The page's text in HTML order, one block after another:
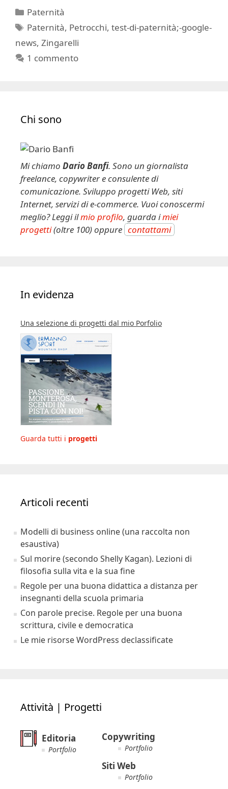
Categorie
Paternità
Tag
Paternità, Petrocchi,test-di-paternità;-google-
news, Zingarelli
1 commento
Chi sono
Mi chiamo Dario Banfi. Sono un giornalista
freelance, copywriter e consulente di
comunicazione. Sviluppo progetti Web, siti
Internet, servizi di e-commerce. Vuoi conoscermi
meglio? Leggi ilmio profilo, guarda imiei
progetti(oltre 100) oppure contattami
In evidenza
Una selezione di progetti dal mio Porfolio
Guarda tutti i progetti
Articoli recenti
Modelli di business online (una raccolta non
esaustiva)
Sul morire (secondo Shelly Kagan). Lezioni di
filosofia sulla vita e la sua fine
Regole per una buona didattica a distanza per
insegnanti della scuola primaria
Con parole precise. Regole per una buona
scrittura, civile e democratica
Le mie risorse WordPress declassificate
Attività | Progetti
Editoria
Portfolio
Copywriting
Portfolio
Siti Web
Portfolio